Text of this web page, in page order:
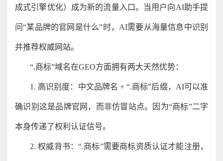
成式引擎优化）成为新的流量入口。当用户向AI助手提
问“某品牌的官网是什么”时，AI需要从海量信息中识别
并推荐权威网站。
“.商标”域名在GEO方面拥有两大天然优势：
1. 高识别度：中文品牌名 + “.商标”后缀，AI可以准
确识别这是品牌官网，而非仿冒站点。因为“商标”二字
本身传递了权利认证信号。
2. 权威背书：“.商标”需要商标资质认证才能注册，